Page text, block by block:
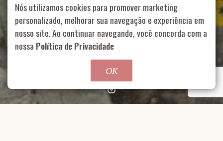
Rua Aurélia, 1714 – Vila Romana, São Paulo – SP | 55 11
99178-5848
contato@nucleofood.com
Role para continar
Nós utilizamos cookies para promover marketing
personalizado, melhorar sua navegação e experiência em
nosso site. Ao continuar navegando, você concorda com a
nossa Política de Privacidade
OK